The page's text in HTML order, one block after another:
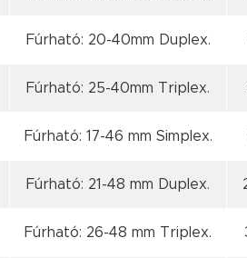
Fúrható: 20-40mm Duplex.
Fúrható: 25-40mm Triplex.
Fúrható: 17-46 mm Simplex.
Fúrható: 21-48 mm Duplex.
Fúrható: 26-48 mm Triplex.